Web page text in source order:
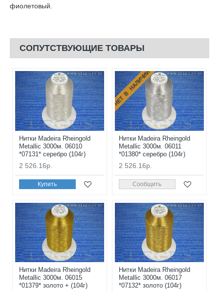
фиолетовый.
СОПУТСТВУЮЩИЕ ТОВАРЫ
Нитки Madeira Rheingold
Metallic 3000м. 06010
*07131* серебро (104г)
2 526.16р.
Купить
НЕТ В НАЛИЧИИ
Нитки Madeira Rheingold
Metallic 3000м. 06011
*01380* серебро (104г)
2 526.16р.
Сообщить
Нитки Madeira Rheingold
Metallic 3000м. 06015
*01379* золото + (104г)
Нитки Madeira Rheingold
Metallic 3000м. 06017
*07132* золото (104г)